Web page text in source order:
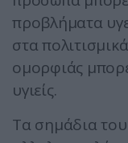
προβλήματα
στα
ομορφιάς
υγιείς.
Τα σημάδια